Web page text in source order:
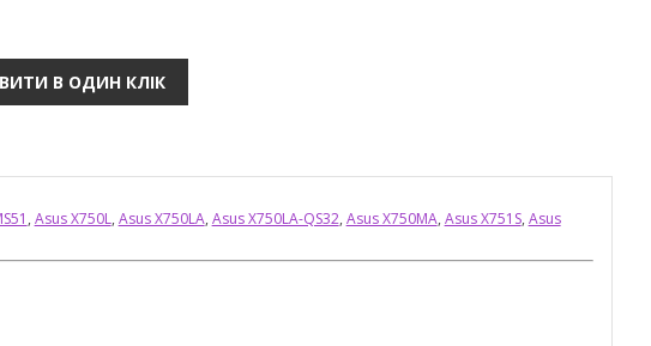
, Asus X750L, Asus X750LA, Asus X750LA-QS32, Asus X750MA, Asus X751S, Asus